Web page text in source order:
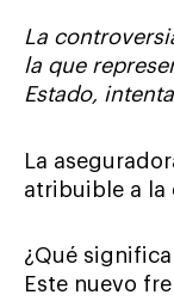
La
la que
Estado,
La
atribuible a la
¿Qué
Este nuevo